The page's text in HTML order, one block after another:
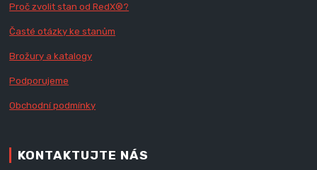
Proč zvolit stan od RedX®?
Časté otázky ke stanům
Brožury a katalogy
Podporujeme
Obchodní podmínky
KONTAKTUJTE NÁS